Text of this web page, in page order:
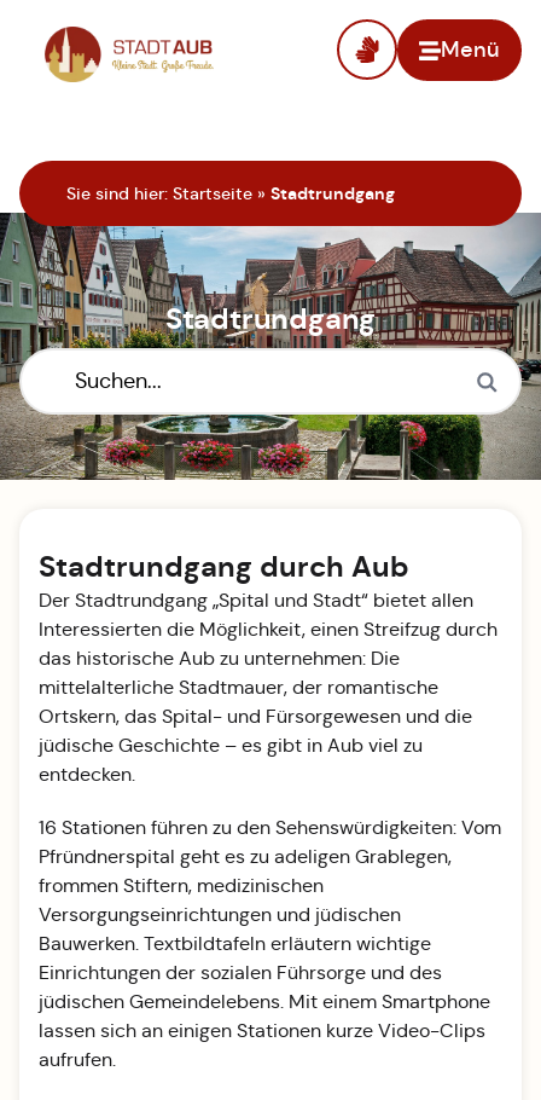
Menü
Sie sind hier: Startseite » Stadtrundgang
Stadtrundgang
Stadtrundgang durch Aub
Der Stadtrundgang „Spital und Stadt“ bietet allen
Interessierten die Möglichkeit, einen Streifzug durch
das historische Aub zu unternehmen: Die
mittelalterliche Stadtmauer, der romantische
Ortskern, das Spital- und Fürsorgewesen und die
jüdische Geschichte – es gibt in Aub viel zu
entdecken.
16 Stationen führen zu den Sehenswürdigkeiten: Vom
Pfründnerspital geht es zu adeligen Grablegen,
frommen Stiftern, medizinischen
Versorgungseinrichtungen und jüdischen
Bauwerken. Textbildtafeln erläutern wichtige
Einrichtungen der sozialen Führsorge und des
jüdischen Gemeindelebens. Mit einem Smartphone
lassen sich an einigen Stationen kurze Video-Clips
aufrufen.